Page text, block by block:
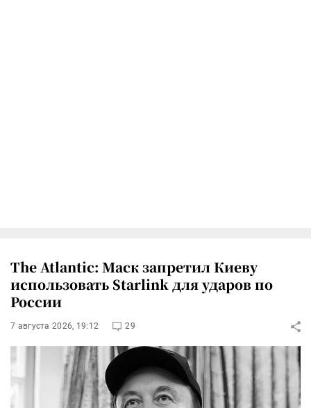
The Atlantic: Маск запретил Киеву
использовать Starlink для ударов по
России
7 августа 2026, 19:12 29